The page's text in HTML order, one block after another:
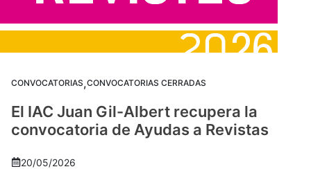
CONVOCATORIAS,CONVOCATORIAS CERRADAS
El IAC Juan Gil-Albert recupera la
convocatoria de Ayudas a Revistas
20/05/2026